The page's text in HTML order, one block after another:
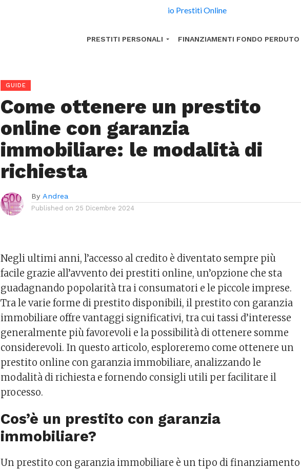
PRESTITI PERSONALI FINANZIAMENTI FONDO PERDUTO
GUIDE
Come ottenere un prestito
online con garanzia
immobiliare: le modalità di
richiesta
By Andrea
Published on 25 Dicembre 2024
Negli ultimi anni, l’accesso al credito è diventato sempre più
facile grazie all’avvento dei prestiti online, un’opzione che sta
guadagnando popolarità tra i consumatori e le piccole imprese.
Tra le varie forme di prestito disponibili, il prestito con garanzia
immobiliare offre vantaggi significativi, tra cui tassi d’interesse
generalmente più favorevoli e la possibilità di ottenere somme
considerevoli. In questo articolo, esploreremo come ottenere un
prestito online con garanzia immobiliare, analizzando le
modalità di richiesta e fornendo consigli utili per facilitare il
processo.
Cos’è un prestito con garanzia
immobiliare?
Un prestito con garanzia immobiliare è un tipo di finanziamento